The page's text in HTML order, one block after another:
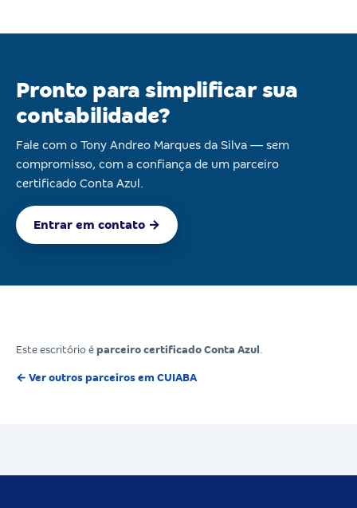
Pronto para simplificar sua
contabilidade?
Fale com o Tony Andreo Marques da Silva — sem
compromisso, com a confiança de um parceiro
certificado Conta Azul.
Entrar em contato →
Este escritório é parceiro certificado Conta Azul
← Ver outros parceiros em CUIABA